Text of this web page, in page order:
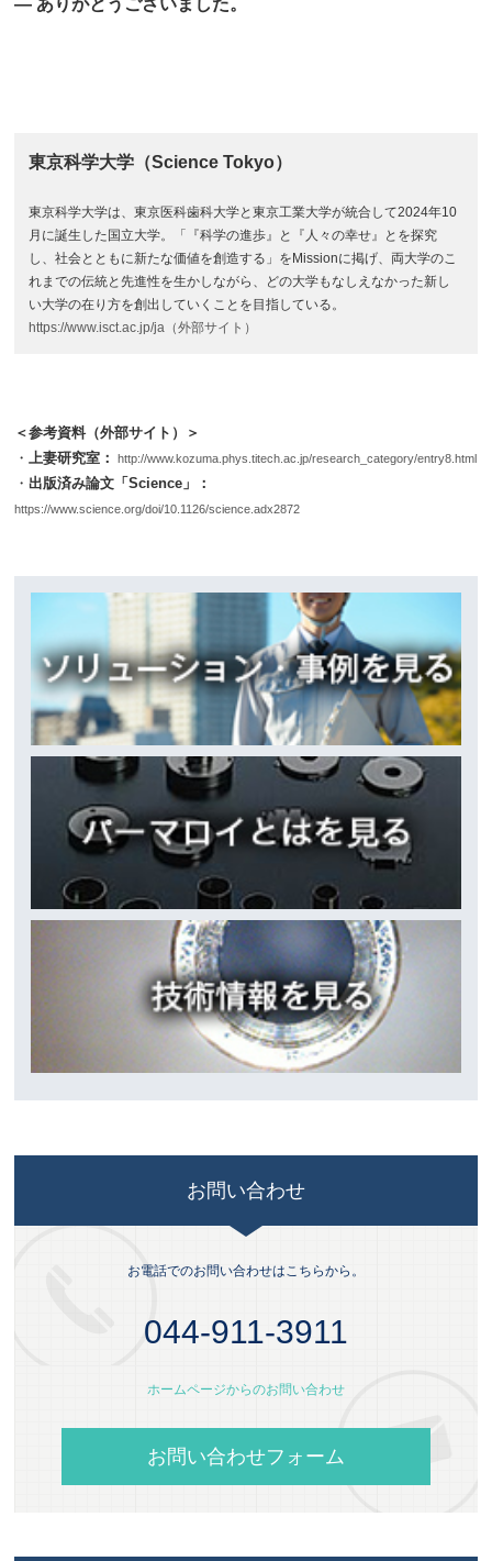
― ありがとうございました。
東京科学大学（Science Tokyo）
東京科学大学は、東京医科歯科大学と東京工業大学が統合して2024年10
月に誕生した国立大学。「『科学の進歩』と『人々の幸せ』とを探究
し、社会とともに新たな価値を創造する」をMissionに掲げ、両大学のこ
れまでの伝統と先進性を生かしながら、どの大学もなしえなかった新し
い大学の在り方を創出していくことを目指している。
https://www.isct.ac.jp/ja（外部サイト）
＜参考資料（外部サイト）＞
・
上妻研究室： http://www.kozuma.phys.titech.ac.jp/research_category/entry8.html
・出版済み論文「Science」：
https://www.science.org/doi/10.1126/science.adx2872
お問い合わせ
お電話でのお問い合わせはこちらから。
044-911-3911
ホームページからのお問い合わせ
お問い合わせフォーム